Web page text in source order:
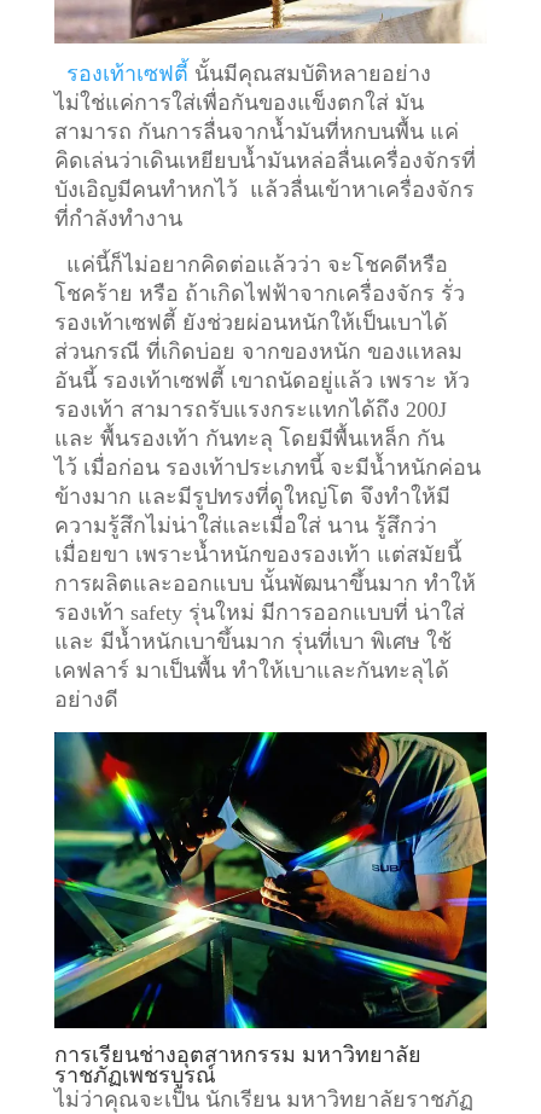
รองเท้าเซฟตี้ นั้นมีคุณสมบัติหลายอย่าง
ไม่ใช่แค่การใส่เพื่อกันของแข็งตกใส่ มัน
สามารถ กันการลื่นจากน้ำมันที่หกบนพื้น แค่
คิดเล่นว่าเดินเหยียบน้ำมันหล่อลื่นเครื่องจักรที่
บังเอิญมีคนทำหกไว้ แล้วลื่นเข้าหาเครื่องจักร
ที่กำลังทำงาน
แค่นี้ก็ไม่อยากคิดต่อแล้วว่า จะโชคดีหรือ
โชคร้าย หรือ ถ้าเกิดไฟฟ้าจากเครื่องจักร รั่ว
รองเท้าเซฟตี้ ยังช่วยผ่อนหนักให้เป็นเบาได้
ส่วนกรณี ที่เกิดบ่อย จากของหนัก ของแหลม
อันนี้ รองเท้าเซฟตี้ เขาถนัดอยู่แล้ว เพราะ หัว
รองเท้า สามารถรับแรงกระแทกได้ถึง 200J
และ พื้นรองเท้า กันทะลุ โดยมีพื้นเหล็ก กัน
ไว้ เมื่อก่อน รองเท้าประเภทนี้ จะมีน้ำหนักค่อน
ข้างมาก และมีรูปทรงที่ดูใหญ่โต จึงทำให้มี
ความรู้สึกไม่น่าใส่และเมื่อใส่ นาน รู้สึกว่า
เมื่อยขา เพราะน้ำหนักของรองเท้า แต่สมัยนี้
การผลิตและออกแบบ นั้นพัฒนาขึ้นมาก ทำให้
รองเท้า safety รุ่นใหม่ มีการออกแบบที่ น่าใส่
และ มีน้ำหนักเบาขึ้นมาก รุ่นที่เบา พิเศษ ใช้
เคฟลาร์ มาเป็นพื้น ทำให้เบาและกันทะลุได้
อย่างดี
การเรียนช่างอุตสาหกรรม มหาวิทยาลัย
ราชภัฏเพชรบูรณ์
ไม่ว่าคุณจะเป็น นักเรียน มหาวิทยาลัยราชภัฏ